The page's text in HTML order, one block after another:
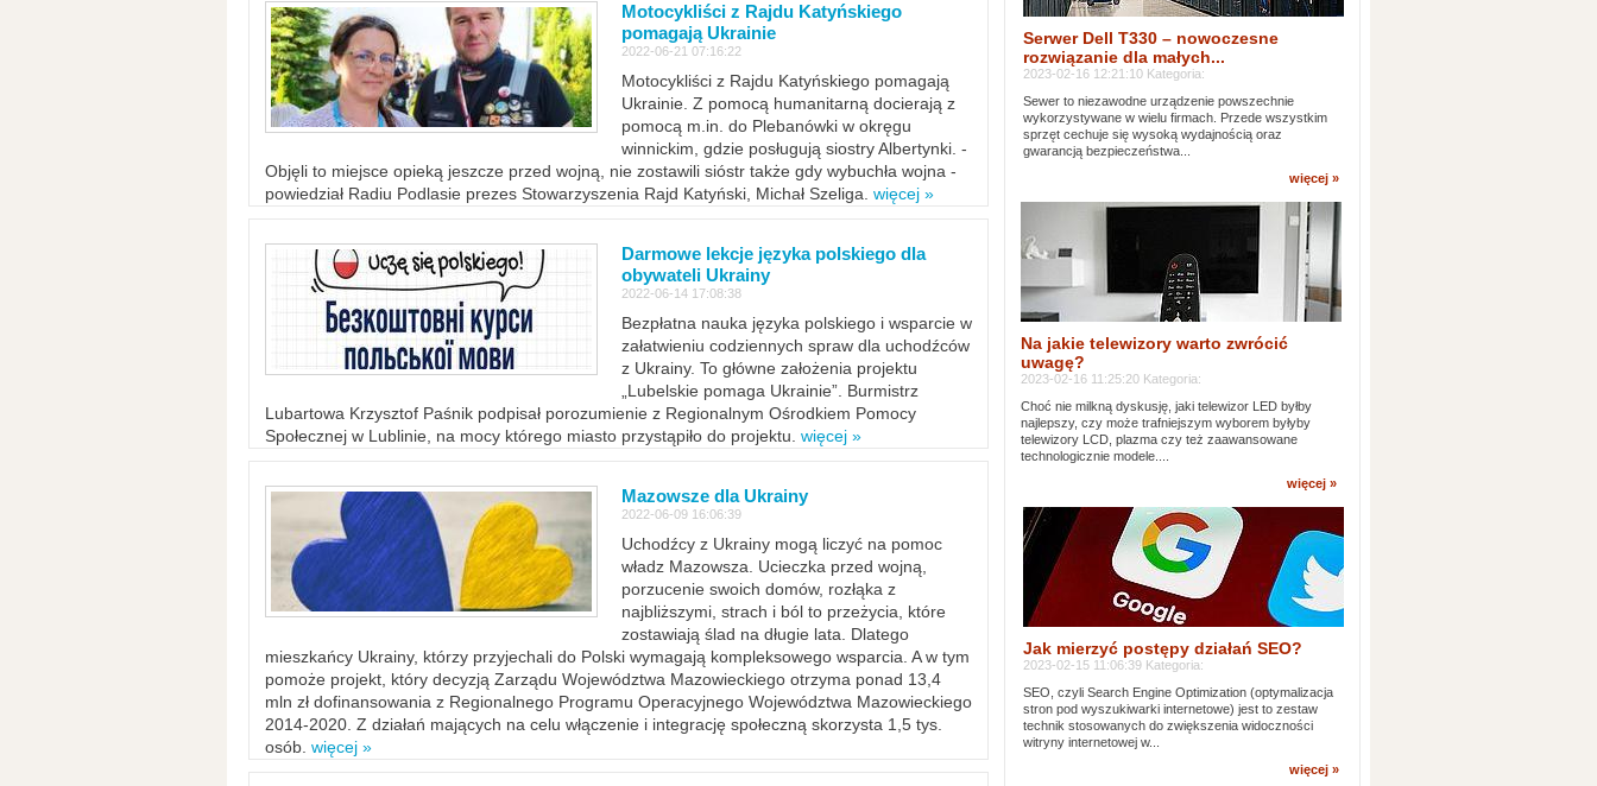
Motocykliści z Rajdu Katyńskiego
pomagają Ukrainie
2022-06-21 07:16:22
Motocykliści z Rajdu Katyńskiego pomagają
Ukrainie. Z pomocą humanitarną docierają z
pomocą m.in. do Plebanówki w okręgu
winnickim, gdzie posługują siostry Albertynki. -
Objęli to miejsce opieką jeszcze przed wojną, nie zostawili sióstr także gdy wybuchła wojna -
powiedział Radiu Podlasie prezes Stowarzyszenia Rajd Katyński, Michał Szeliga. więcej »
Darmowe lekcje języka polskiego dla
obywateli Ukrainy
2022-06-14 17:08:38
Bezpłatna nauka języka polskiego i wsparcie w
załatwieniu codziennych spraw dla uchodźców
z Ukrainy. To główne założenia projektu
„Lubelskie pomaga Ukrainie”. Burmistrz
Lubartowa Krzysztof Paśnik podpisał porozumienie z Regionalnym Ośrodkiem Pomocy
Społecznej w Lublinie, na mocy którego miasto przystąpiło do projektu. więcej »
Mazowsze dla Ukrainy
2022-06-09 16:06:39
Uchodźcy z Ukrainy mogą liczyć na pomoc
władz Mazowsza. Ucieczka przed wojną,
porzucenie swoich domów, rozłąka z
najbliższymi, strach i ból to przeżycia, które
zostawiają ślad na długie lata. Dlatego
mieszkańcy Ukrainy, którzy przyjechali do Polski wymagają kompleksowego wsparcia. A w tym
pomoże projekt, który decyzją Zarządu Województwa Mazowieckiego otrzyma ponad 13,4
mln zł dofinansowania z Regionalnego Programu Operacyjnego Województwa Mazowieckiego
2014-2020. Z działań mających na celu włączenie i integrację społeczną skorzysta 1,5 tys.
osób. więcej »
Serwer Dell T330 – nowoczesne
rozwiązanie dla małych...
2023-02-16 12:21:10 Kategoria:
Sewer to niezawodne urządzenie powszechnie
wykorzystywane w wielu firmach. Przede wszystkim
sprzęt cechuje się wysoką wydajnością oraz
gwarancją bezpieczeństwa...
więcej »
Na jakie telewizory warto zwrócić
uwagę?
2023-02-16 11:25:20 Kategoria:
Choć nie milkną dyskusję, jaki telewizor LED byłby
najlepszy, czy może trafniejszym wyborem byłyby
telewizory LCD, plazma czy też zaawansowane
technologicznie modele....
więcej »
Jak mierzyć postępy działań SEO?
2023-02-15 11:06:39 Kategoria:
SEO, czyli Search Engine Optimization (optymalizacja
stron pod wyszukiwarki internetowe) jest to zestaw
technik stosowanych do zwiększenia widoczności
witryny internetowej w...
więcej »